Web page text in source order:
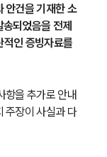
안건을 기재한 소
되었음을 전제
적인 증빙자료를
항을 추가로 안내
주장이 사실과 다